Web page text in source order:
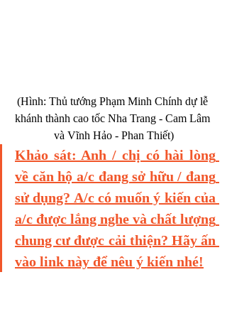
(Hình: Thủ tướng Phạm Minh Chính dự lễ
khánh thành cao tốc Nha Trang - Cam Lâm
và Vĩnh Hảo - Phan Thiết)
Khảo sát: Anh / chị có hài lòng
về căn hộ a/c đang sở hữu / đang
sử dụng? A/c có muốn ý kiến của
a/c được lắng nghe và chất lượng
chung cư được cải thiện? Hãy ấn
vào link này để nêu ý kiến nhé!